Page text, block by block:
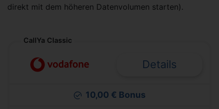
direkt mit dem höheren Datenvolumen starten).
CallYa Classic
Details
10,00 € Bonus